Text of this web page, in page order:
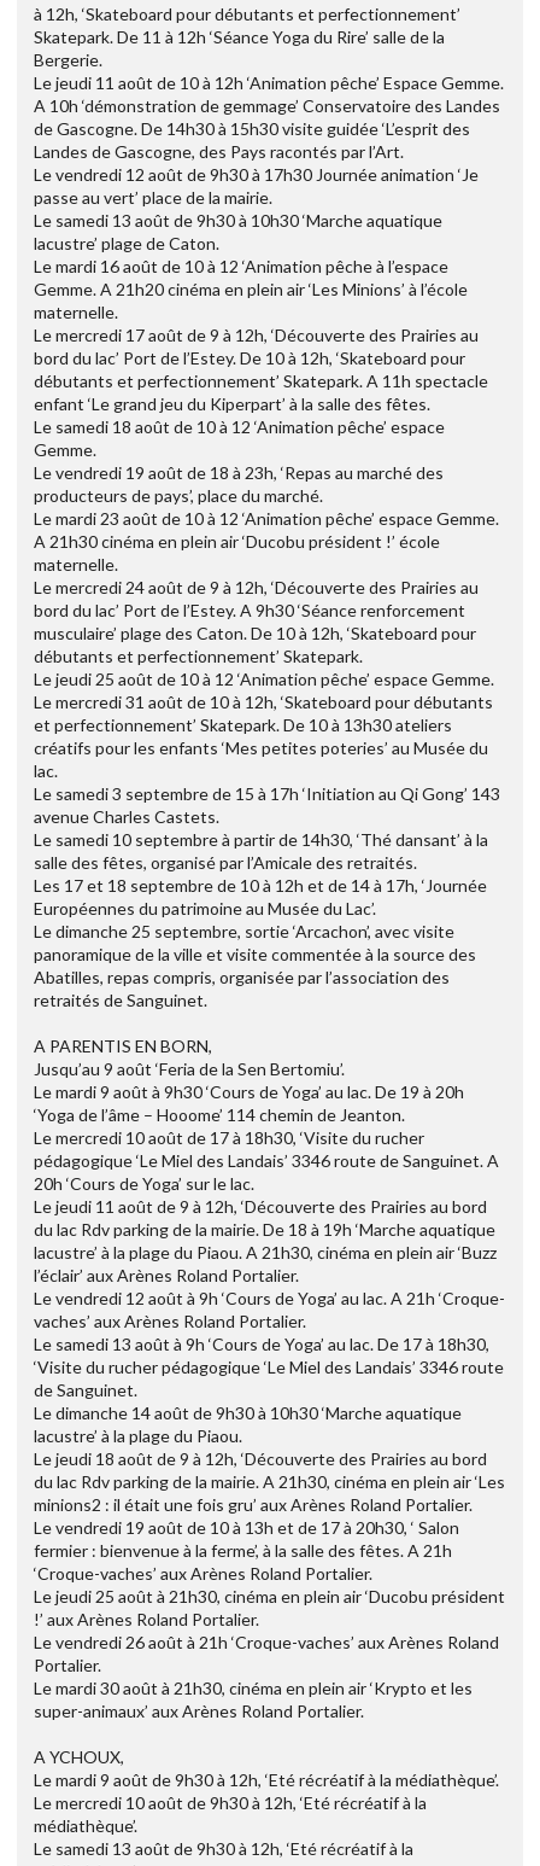
à 12h, ‘Skateboard pour débutants et perfectionnement’
Skatepark. De 11 à 12h ‘Séance Yoga du Rire’ salle de la
Bergerie.
Le jeudi 11 août de 10 à 12h ‘Animation pêche’ Espace Gemme.
A 10h ‘démonstration de gemmage’ Conservatoire des Landes
de Gascogne. De 14h30 à 15h30 visite guidée ‘L’esprit des
Landes de Gascogne, des Pays racontés par l’Art.
Le vendredi 12 août de 9h30 à 17h30 Journée animation ‘Je
passe au vert’ place de la mairie.
Le samedi 13 août de 9h30 à 10h30 ‘Marche aquatique
lacustre’ plage de Caton.
Le mardi 16 août de 10 à 12 ‘Animation pêche à l’espace
Gemme. A 21h20 cinéma en plein air ‘Les Minions’ à l’école
maternelle.
Le mercredi 17 août de 9 à 12h, ‘Découverte des Prairies au
bord du lac’ Port de l’Estey. De 10 à 12h, ‘Skateboard pour
débutants et perfectionnement’ Skatepark. A 11h spectacle
enfant ‘Le grand jeu du Kiperpart’ à la salle des fêtes.
Le samedi 18 août de 10 à 12 ‘Animation pêche’ espace
Gemme.
Le vendredi 19 août de 18 à 23h, ‘Repas au marché des
producteurs de pays’, place du marché.
Le mardi 23 août de 10 à 12 ‘Animation pêche’ espace Gemme.
A 21h30 cinéma en plein air ‘Ducobu président !’ école
maternelle.
Le mercredi 24 août de 9 à 12h, ‘Découverte des Prairies au
bord du lac’ Port de l’Estey. A 9h30 ‘Séance renforcement
musculaire’ plage des Caton. De 10 à 12h, ‘Skateboard pour
débutants et perfectionnement’ Skatepark.
Le jeudi 25 août de 10 à 12 ‘Animation pêche’ espace Gemme.
Le mercredi 31 août de 10 à 12h, ‘Skateboard pour débutants
et perfectionnement’ Skatepark. De 10 à 13h30 ateliers
créatifs pour les enfants ‘Mes petites poteries’ au Musée du
lac.
Le samedi 3 septembre de 15 à 17h ‘Initiation au Qi Gong’ 143
avenue Charles Castets.
Le samedi 10 septembre à partir de 14h30, ‘Thé dansant’ à la
salle des fêtes, organisé par l’Amicale des retraités.
Les 17 et 18 septembre de 10 à 12h et de 14 à 17h, ‘Journée
Européennes du patrimoine au Musée du Lac’.
Le dimanche 25 septembre, sortie ‘Arcachon’, avec visite
panoramique de la ville et visite commentée à la source des
Abatilles, repas compris, organisée par l’association des
retraités de Sanguinet.
A PARENTIS EN BORN,
Jusqu’au 9 août ‘Feria de la Sen Bertomiu’.
Le mardi 9 août à 9h30 ‘Cours de Yoga’ au lac. De 19 à 20h
‘Yoga de l’âme – Hooome’ 114 chemin de Jeanton.
Le mercredi 10 août de 17 à 18h30, ‘Visite du rucher
pédagogique ‘Le Miel des Landais’ 3346 route de Sanguinet. A
20h ‘Cours de Yoga’ sur le lac.
Le jeudi 11 août de 9 à 12h, ‘Découverte des Prairies au bord
du lac Rdv parking de la mairie. De 18 à 19h ‘Marche aquatique
lacustre’ à la plage du Piaou. A 21h30, cinéma en plein air ‘Buzz
l’éclair’ aux Arènes Roland Portalier.
Le vendredi 12 août à 9h ‘Cours de Yoga’ au lac. A 21h ‘Croque-
vaches’ aux Arènes Roland Portalier.
Le samedi 13 août à 9h ‘Cours de Yoga’ au lac. De 17 à 18h30,
‘Visite du rucher pédagogique ‘Le Miel des Landais’ 3346 route
de Sanguinet.
Le dimanche 14 août de 9h30 à 10h30 ‘Marche aquatique
lacustre’ à la plage du Piaou.
Le jeudi 18 août de 9 à 12h, ‘Découverte des Prairies au bord
du lac Rdv parking de la mairie. A 21h30, cinéma en plein air ‘Les
minions2 : il était une fois gru’ aux Arènes Roland Portalier.
Le vendredi 19 août de 10 à 13h et de 17 à 20h30, ‘ Salon
fermier : bienvenue à la ferme’, à la salle des fêtes. A 21h
‘Croque-vaches’ aux Arènes Roland Portalier.
Le jeudi 25 août à 21h30, cinéma en plein air ‘Ducobu président
!’ aux Arènes Roland Portalier.
Le vendredi 26 août à 21h ‘Croque-vaches’ aux Arènes Roland
Portalier.
Le mardi 30 août à 21h30, cinéma en plein air ‘Krypto et les
super-animaux’ aux Arènes Roland Portalier.
A YCHOUX,
Le mardi 9 août de 9h30 à 12h, ‘Eté récréatif à la médiathèque’.
Le mercredi 10 août de 9h30 à 12h, ‘Eté récréatif à la
médiathèque’.
Le samedi 13 août de 9h30 à 12h, ‘Eté récréatif à la